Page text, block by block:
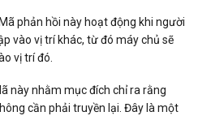
phản hồi này hoạt động khi người
vào vị trí khác, từ đó máy chủ sẽ
vị trí đó.
này nhằm mục đích chỉ ra rằng
cần phải truyền lại. Đây là một